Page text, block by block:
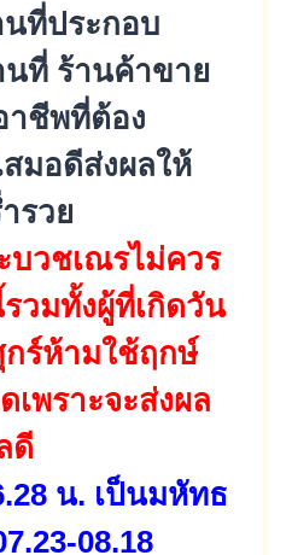
ที่ประกอบ
ที่ ร้านค้าขาย
าชีพที่ต้อง
สมอดีส่งผลให้
รวย
บวชเณรไม่ควร
วมทั้งผู้ที่เกิดวัน
ร์ห้ามใช้ฤกษ์
พราะจะส่งผล
ดี
น. เป็นมหัทธ
08.18